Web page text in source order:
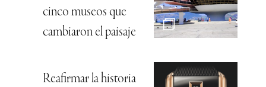
cinco museos que
cambiaron el paisaje
Reafirmar la historia